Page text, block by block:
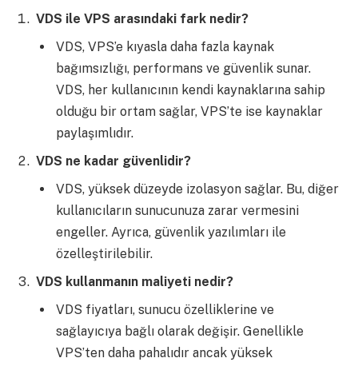
VDS ile VPS arasındaki fark nedir?
VDS, VPS’e kıyasla daha fazla kaynak
bağımsızlığı, performans ve güvenlik sunar.
VDS, her kullanıcının kendi kaynaklarına sahip
olduğu bir ortam sağlar, VPS’te ise kaynaklar
paylaşımlıdır.
VDS ne kadar güvenlidir?
VDS, yüksek düzeyde izolasyon sağlar. Bu, diğer
kullanıcıların sunucunuza zarar vermesini
engeller. Ayrıca, güvenlik yazılımları ile
özelleştirilebilir.
VDS kullanmanın maliyeti nedir?
VDS fiyatları, sunucu özelliklerine ve
sağlayıcıya bağlı olarak değişir. Genellikle
VPS’ten daha pahalıdır ancak yüksek